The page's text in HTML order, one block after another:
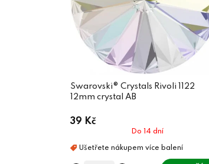
Swarovski® Crystals Rivoli 1122
12mm crystal AB
39 Kč
Do 14 dní